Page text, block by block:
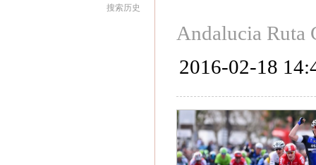
搜索历史
Andalucia Ruta
2016-02-18